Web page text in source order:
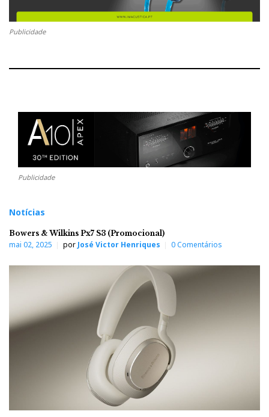
Publicidade
Publicidade
Notícias
Bowers & Wilkins Px7 S3 (Promocional)
mai 02, 2025 por José Victor Henriques 0 Comentários